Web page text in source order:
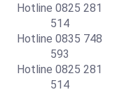
Hotline 0825 281
514
Hotline 0835 748
593
Hotline 0825 281
514